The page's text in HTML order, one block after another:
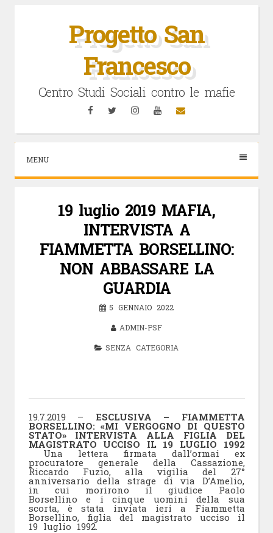
Progetto San
Francesco
Centro Studi Sociali contro le mafie
FacebookTwitterInstagramYouTubeEmail
MENU
19 luglio 2019 MAFIA,
INTERVISTA A
FIAMMETTA BORSELLINO:
NON ABBASSARE LA
GUARDIA
5 GENNAIO 2022
ADMIN-PSF
SENZA CATEGORIA
19.7.2019 – ESCLUSIVA – FIAMMETTA
BORSELLINO: «MI VERGOGNO DI QUESTO
STATO» INTERVISTA ALLA FIGLIA DEL
MAGISTRATO UCCISO IL 19 LUGLIO 1992
Una lettera firmata dall’ormai ex
procuratore generale della Cassazione,
Riccardo Fuzio, alla vigilia del 27°
anniversario della strage di via D’Amelio,
in cui morirono il giudice Paolo
Borsellino e i cinque uomini della sua
scorta, è stata inviata ieri a Fiammetta
Borsellino, figlia del magistrato ucciso il
19 luglio 1992.